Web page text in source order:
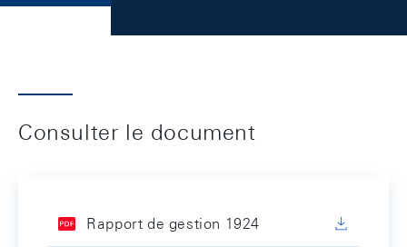
Consulter le document
Rapport de gestion 1924